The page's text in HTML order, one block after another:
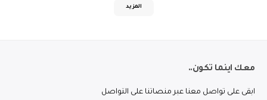
المزيد
معك اينما تكون..
ابقى على تواصل معنا عبر منصاتنا على التواصل